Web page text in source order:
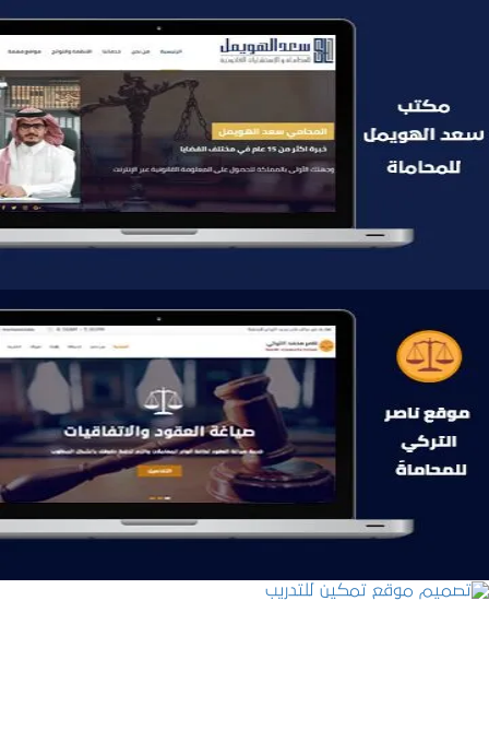
موقع سعد الهويمل للمحاماة
التفاصيل
موقع ناصر التركي للمحاماة
التفاصيل